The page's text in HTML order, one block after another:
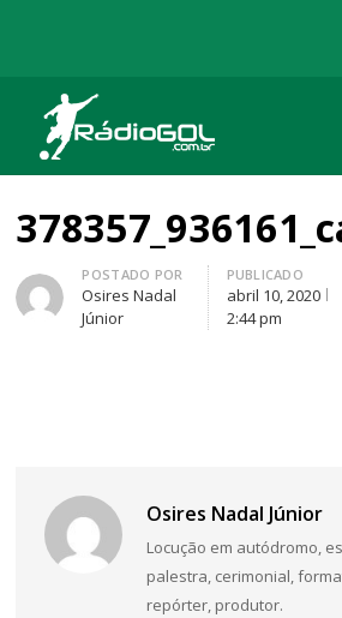
Rádio Gol
Há mais de 20 anos com as melhores
Autor
POSTADO POR
Osires Nadal
Júnior
PUBLICADO
abril 10, 2020
2:44 pm
Osires Nadal Júnior
Locução em autódromo,
palestra, cerimonial,
repórter, produtor.
Navegação